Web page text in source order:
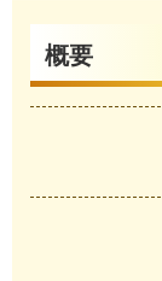
概要